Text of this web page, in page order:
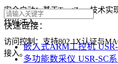
快速链接：
嵌入式ARM工控机
多功能数采仪 USR-SC系
安全启动：基于TrustZone技术
代码注入。
访问控制：支持802.1X认证与
接入。